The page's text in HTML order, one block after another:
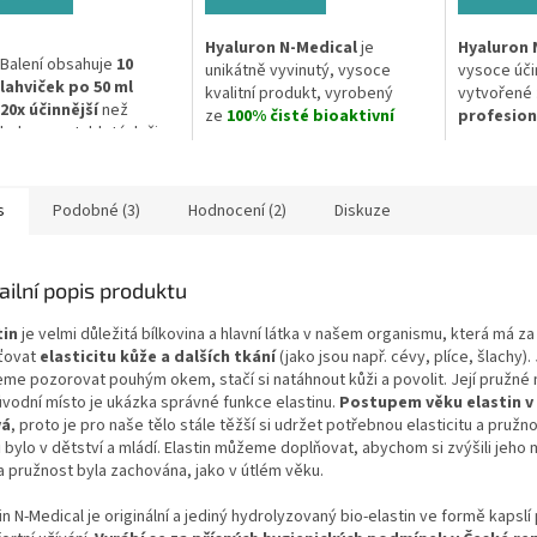
Balení obsahuje 10
lahviček po 50 ml
20x účinnějšínež
kolegen v tabletách či
vzhled kůže
Posiluje zdraví vlasů
psychickou odolnost
a jablka
Tekutý doplněk stravy
Specialitou je i obsah
sušené maky,
peruánské byliny, která
posiluje organismus a
zmírňuje únavu, zvyšuje
psychickou odolnost.
z
5
hvězdiček.
Hyaluron N-Medicalje
unikátně vyvinutý, vysoce
kvalitní produkt, vyrobený
ze 100% čisté bioaktivní
roztoku pro vnitřní užívání.
hyaluronové
o různých
molekulových hmotnostech,
což zajišťuje maximální
vstřebatelnost a
účinek. Hyaluron N-
Medical hydratuje pokožku,
tkáně a celý organismus
směrem zevnitř ven. Se svou
vysokou absorpční schopností
může být velmi prospěšný při
z
5
hvězdiček.
Hyaluron
vysoce
vytvořené
několika
mimo
pokožky
jemnou
lifting
ml Vám
čtvrtě
Podobné (3) Hodnocení (2) Diskuze
popis produktu
je velmi důležitá bílkovina a hlavní látka v našem organismu, která má
elasticitu kůže a dalších tkání(jako jsou např. cévy, plíce, šlachy).
pozorovat pouhým okem, stačí si natáhnout kůži a povolit. Její pružné
místo je ukázka správné funkce elastinu. Postupem věku elastin
, proto je pro naše tělo stále těžší si udržet potřebnou elasticitu a
v dětství a mládí. Elastin můžeme doplňovat, abychom si zvýšili jeho
pružnost byla zachována, jako v útlém věku.
N-Medical je originální a jediný hydrolyzovaný bio-elastin ve formě kapslí